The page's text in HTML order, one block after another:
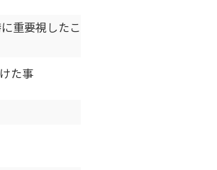
重要視したこ
た事